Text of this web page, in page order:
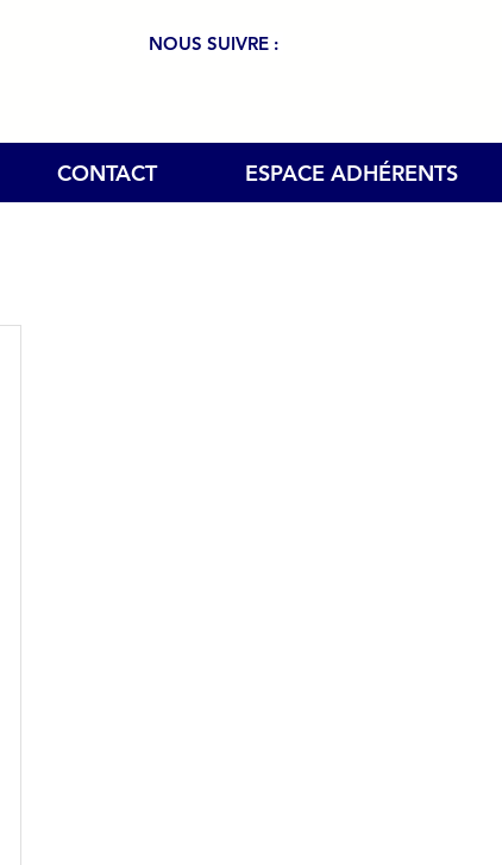
NOUS SUIVRE :
CONTACT ESPACE ADHÉRENTS